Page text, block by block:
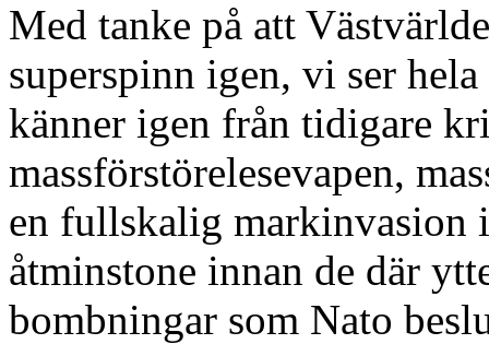
Med tanke på att
superspinn igen, vi ser
känner igen från tidigare
massförstörelesevapen,
en fullskalig markinvasion
åtminstone innan de där
bombningar som Nato